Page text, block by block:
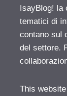
IsayBlog! la
tematici di
contano sul
del settore.
This